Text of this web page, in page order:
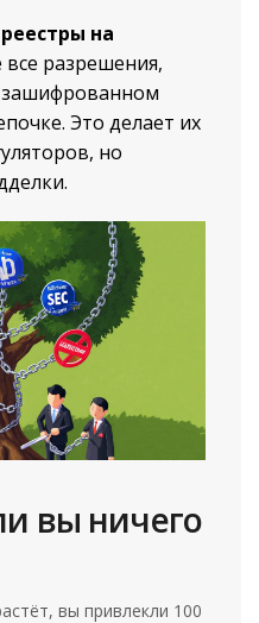
на
все разрешения,
Это делает их
но
вы ничего
вы привлекли 100